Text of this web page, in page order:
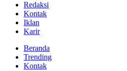
Redaksi
Kontak
Iklan
Karir
Beranda
Trending
Kontak